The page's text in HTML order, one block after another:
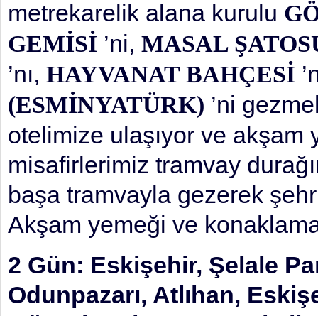
metrekarelik alana kurulu
GEMİSİ ’ni, MASAL
’nı, HAYVANAT BAHÇESİ
(ESMİNYATÜRK) ’ni
otelimize ulaşıyor ve akşam
misafirlerimiz tramvay
başa tramvayla gezerek
Akşam yemeği ve
2 Gün: Eskişehir, Şelale
Odunpazarı, Atlıhan,